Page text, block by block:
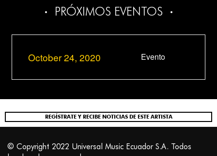
PRÓXIMOS EVENTOS
October 24, 2020 Evento
REGÍSTRATE Y RECIBE NOTICIAS DE ESTE ARTISTA
© Copyright 2022 Universal Music Ecuador S.A. Todos